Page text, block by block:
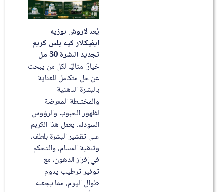
لاروش بوزيه
ايفيكلار كيه بلس كريم
تجديد البشرة 30 مل
خيارًا مثاليًا لكل من يبحث
عن حل متكامل للعناية
بالبشرة الدهنية
والمختلطة المعرضة
لظهور الحبوب والرؤوس
السوداء. يعمل هذا الكريم
على تقشير البشرة بلطف،
وتنقية المسام، والتحكم
في إفراز الدهون، مع
توفير ترطيب يدوم
طوال اليوم، مما يجعله